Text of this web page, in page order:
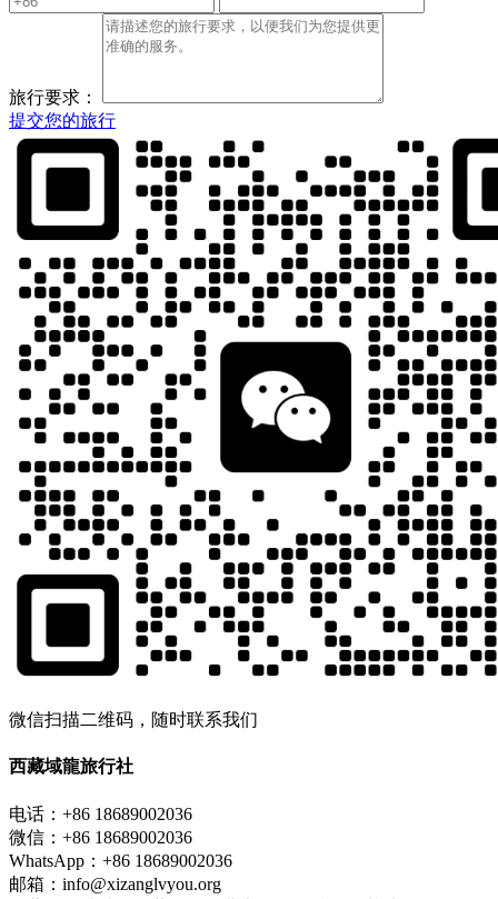
旅行要求：
提交您的旅行
微信扫描二维码，随时联系我们
西藏域龍旅行社
电话：+86 18689002036
微信：+86 18689002036
WhatsApp：+86 18689002036
邮箱：info@xizanglvyou.org